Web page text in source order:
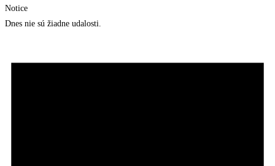
Notice
Dnes nie sú žiadne udalosti.